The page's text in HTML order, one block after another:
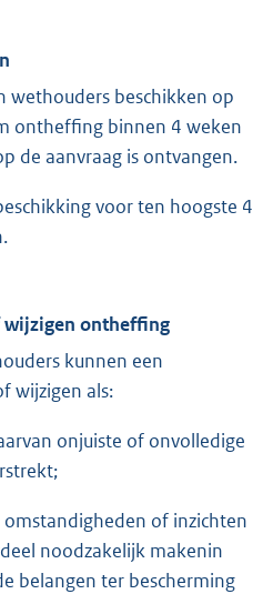
wethouders beschikken op
ontheffing binnen 4 weken
de aanvraag is ontvangen.
voor ten hoogste 4
ontheffing
kunnen een
wijzigen als:
onjuiste of onvolledige
of inzichten
noodzakelijk makenin
belangen ter bescherming